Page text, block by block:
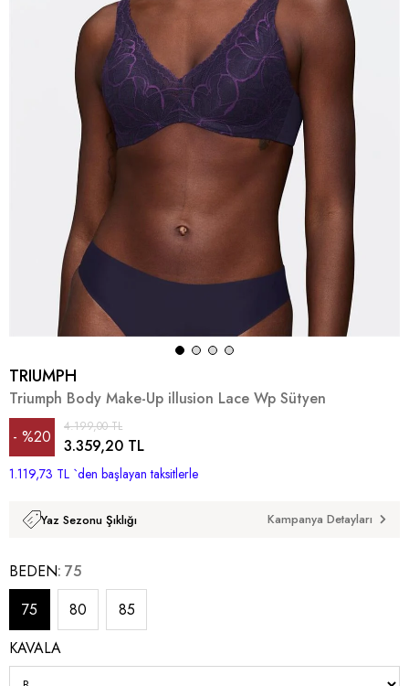
TRIUMPH
Triumph Body Make-Up illusion Lace Wp Sütyen
%20
İndirim
4.199,00 TL
3.359,20 TL
1.119,73 TL `den başlayan taksitlerle
Yaz Sezonu Şıklığı Kampanya Detayları
BEDEN 75
75
80
85
KAVALA